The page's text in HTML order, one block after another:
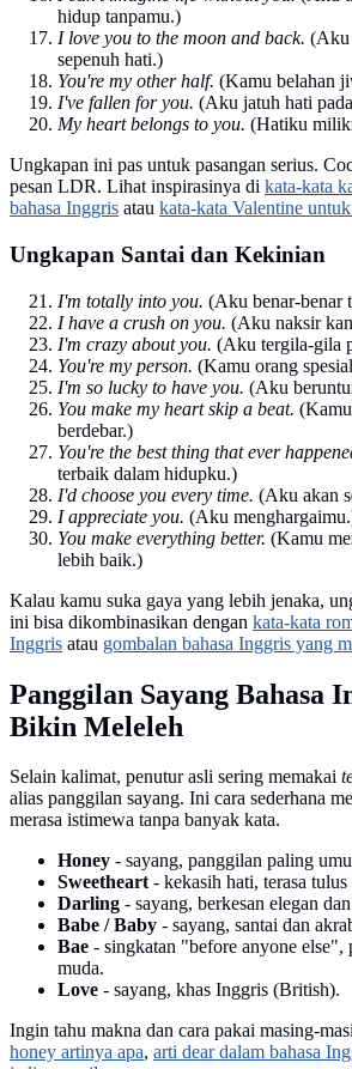
hidup tanpamu.)
I love you to the moon and back. (Aku
sepenuh hati.)
You're my other half. (Kamu belahan
I've fallen for you. (Aku jatuh hati
My heart belongs to you. (Hatiku
Ungkapan ini pas untuk pasangan serius.
pesan LDR. Lihat inspirasinya di kata-kata
bahasa Inggris atau kata-kata Valentine
Ungkapan Santai dan Kekinian
I'm totally into you. (Aku benar-benar
I have a crush on you. (Aku naksir
I'm crazy about you. (Aku tergila-gila
You're my person. (Kamu orang
I'm so lucky to have you. (Aku
You make my heart skip a beat.
berdebar.)
You're the best thing that ever
terbaik dalam hidupku.)
I'd choose you every time. (Aku akan
I appreciate you. (Aku
You make everything better. (Kamu
lebih baik.)
Kalau kamu suka gaya yang lebih jenaka,
ini bisa dikombinasikan dengan kata-kata
Inggris atau gombalan bahasa Inggris yang
Panggilan Sayang Bahasa
Bikin Meleleh
Selain kalimat, penutur asli sering memakai
alias panggilan sayang. Ini cara sederhana
merasa istimewa tanpa banyak kata.
Honey - sayang, panggilan paling
Sweetheart- kekasih hati, terasa tulus
Darling - sayang, berkesan elegan
Babe / Baby - sayang, santai dan
Bae - singkatan "before anyone else",
muda.
Love - sayang, khas Inggris (British).
Ingin tahu makna dan cara pakai masing-
honey artinya apa, arti dear dalam bahasa